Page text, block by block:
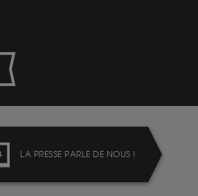
LA PRESSE PARLE DE NOUS !